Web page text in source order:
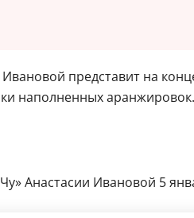
представит на
наполненных аранжировок.
Анастасии Ивановой 5